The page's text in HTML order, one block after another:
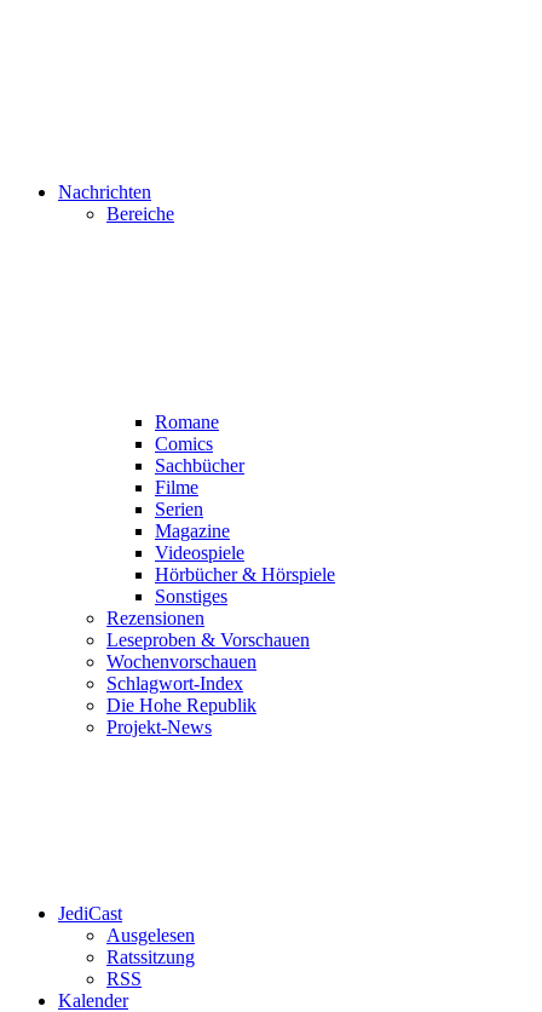
Nachrichten
Bereiche
Romane
Comics
Sachbücher
Filme
Serien
Magazine
Videospiele
Hörbücher & Hörspiele
Sonstiges
Rezensionen
Leseproben & Vorschauen
Wochenvorschauen
Schlagwort-Index
Die Hohe Republik
Projekt-News
JediCast
Ausgelesen
Ratssitzung
RSS
Kalender